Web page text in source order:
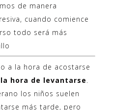
de manera
cuando comience
todo será más
a la hora de acostarse
la hora de levantarse
los niños suelen
más tarde, pero